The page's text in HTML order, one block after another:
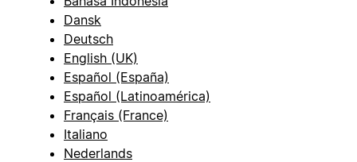
Dansk
Deutsch
English (UK)
Español (España)
Español (Latinoamérica)
Français (France)
Italiano
Nederlands